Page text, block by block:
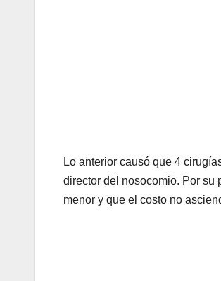
Lo anterior causó que 4
director del nosocomio. Por su
menor y que el costo no